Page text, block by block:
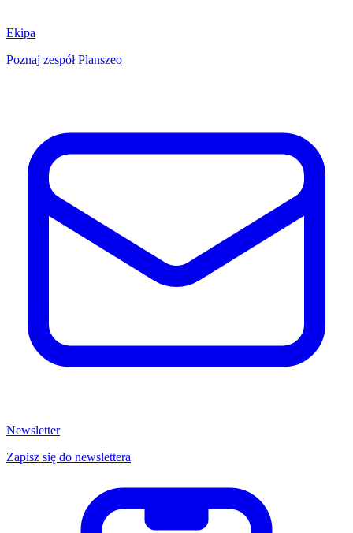
Ekipa
Poznaj zespół Planszeo
Newsletter
Zapisz się do newslettera